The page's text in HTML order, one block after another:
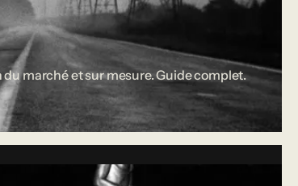
marché et sur mesure. Guide complet.